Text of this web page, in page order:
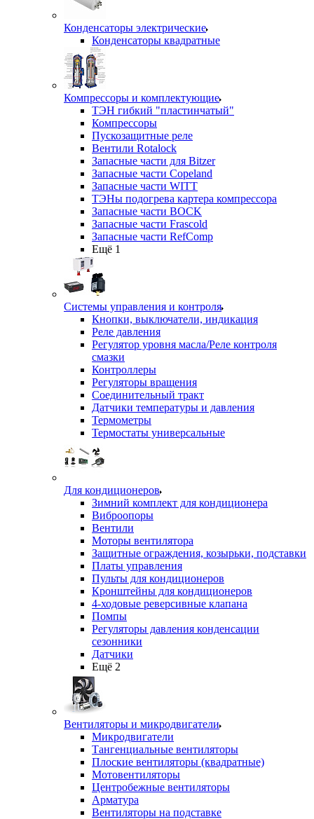
Конденсаторы электрические
Конденсаторы квадратные
Компрессоры и комплектующие
ТЭН гибкий "пластинчатый"
Компрессоры
Пускозащитные реле
Вентили Rotalock
Запасные части для Bitzer
Запасные части Copeland
Запасные части WITT
ТЭНы подогрева картера компрессора
Запасные части BOCK
Запасные части Frascold
Запасные части RefComp
Ещё 1
Системы управления и контроля
Кнопки, выключатели, индикация
Реле давления
Регулятор уровня масла/Реле контроля
смазки
Контроллеры
Регуляторы вращения
Соединительный тракт
Датчики температуры и давления
Термометры
Термостаты универсальные
Для кондиционеров
Зимний комплект для кондиционера
Виброопоры
Вентили
Моторы вентилятора
Защитные ограждения, козырьки, подставки
Платы управления
Пульты для кондиционеров
Кронштейны для кондиционеров
4-ходовые реверсивные клапана
Помпы
Регуляторы давления конденсации
сезонники
Датчики
Ещё 2
Вентиляторы и микродвигатели
Микродвигатели
Тангенциальные вентиляторы
Плоские вентиляторы (квадратные)
Мотовентиляторы
Центробежные вентиляторы
Арматура
Вентиляторы на подставке